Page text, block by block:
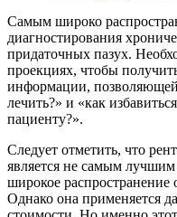
Самым широко
диагностирования
придаточных пазух.
проекциях, чтобы
информации, позволяющей
лечить?» и «как
пациенту?».
Следует отметить, что
является не самым
широкое распространение
Однако она применяется